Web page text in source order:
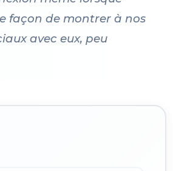
façon de montrer à nos
avec eux, peu